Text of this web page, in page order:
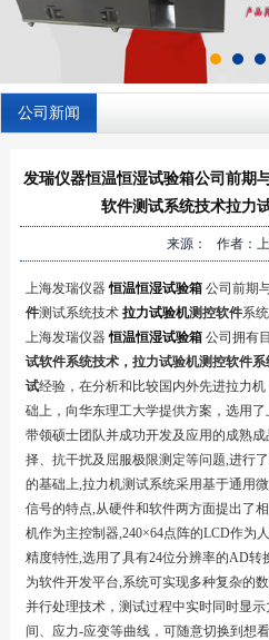
公司新闻
发瑞仪器恒温恒湿试验箱公司前期
软件测试系统技术拉力
来源： 作者：
上海发瑞仪器 恒温恒湿试验箱 公司前期
件测试系统技术 拉力试验机测控软件系统
上海发瑞仪器 恒温恒湿试验箱 公司拥有
试软件系统技术，拉力试验机测控软件系
试经验，在分析和比较国内外先进拉力机
础上，向华东理工大学提供方案，选用
带领硕士团队并成功开发及应用的成熟
择、抗干扰及屈服极限测定等问题,进行
的基础上,拉力机测试系统采用基于通用
信号的特点,从硬件和软件两方面提出了
机作为主控制器,240×64点阵的LCD作为
精度特性,选用了具有24位分辨率的AD转
为软件开发平台,系统可实现多种复杂的
并行处理技术，测试过程中实时同时显
间、应力-应变等曲线，可随意切换到想